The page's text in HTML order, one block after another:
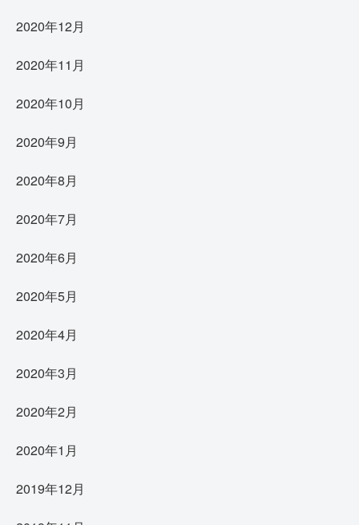
2020年12月
2020年11月
2020年10月
2020年9月
2020年8月
2020年7月
2020年6月
2020年5月
2020年4月
2020年3月
2020年2月
2020年1月
2019年12月